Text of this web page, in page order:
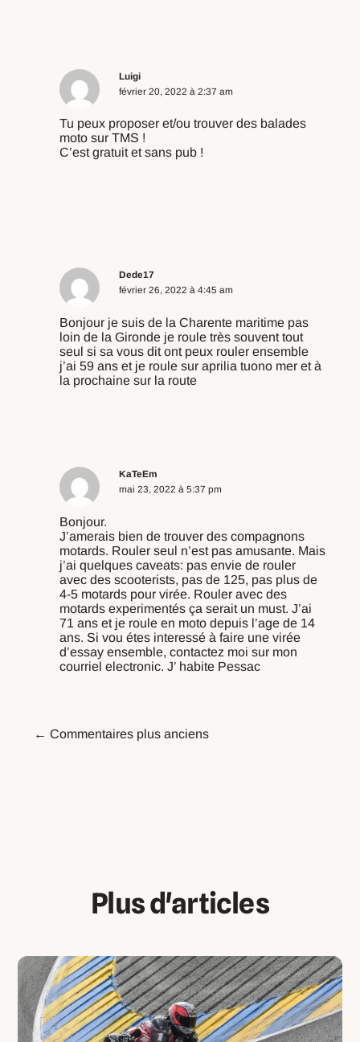
Luigi
février 20, 2022 à 2:37 am
Tu peux proposer et/ou trouver des balades
moto sur TMS !
C’est gratuit et sans pub !
Dede17
février 26, 2022 à 4:45 am
Bonjour je suis de la Charente maritime pas
loin de la Gironde je roule très souvent tout
seul si sa vous dit ont peux rouler ensemble
j’ai 59 ans et je roule sur aprilia tuono mer et à
la prochaine sur la route
KaTeEm
mai 23, 2022 à 5:37 pm
Bonjour.
J’amerais bien de trouver des compagnons
motards. Rouler seul n’est pas amusante. Mais
j’ai quelques caveats: pas envie de rouler
avec des scooterists, pas de 125, pas plus de
4-5 motards pour virée. Rouler avec des
motards experimentés ça serait un must. J’ai
71 ans et je roule en moto depuis l’age de 14
ans. Si vou étes interessé à faire une virée
d’essay ensemble, contactez moi sur mon
courriel electronic. J’ habite Pessac
Commentaires plus anciens
Plus d'articles